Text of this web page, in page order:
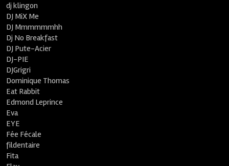
dj klingon
DJ MiX Me
DJ Mmmmmmhh
Dj No Breakfast
DJ Pute-Acier
DJ-PIE
DJGrigri
Dominique Thomas
Eat Rabbit
Edmond Leprince
Eva
EYE
Fée Fécale
fildentaire
Fita